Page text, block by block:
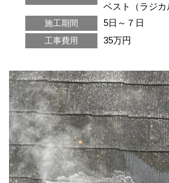
ベスト（ラジカ
施工期間 5日～７日
工事費用 35万円